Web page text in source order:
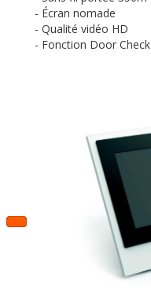
- Écran nomade
- Qualité vidéo HD
- Fonction Door Check